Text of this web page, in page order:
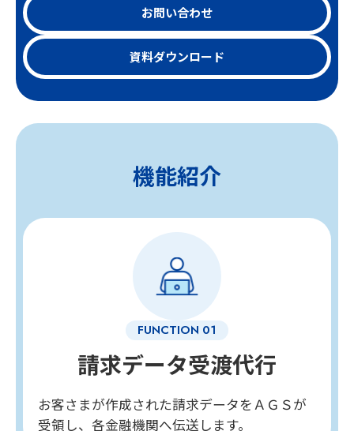
お問い合わせ
資料ダウンロード
機能紹介
請求データ受渡代行
お客さまが作成された請求データをＡＧＳが
受領し、各金融機関へ伝送します。